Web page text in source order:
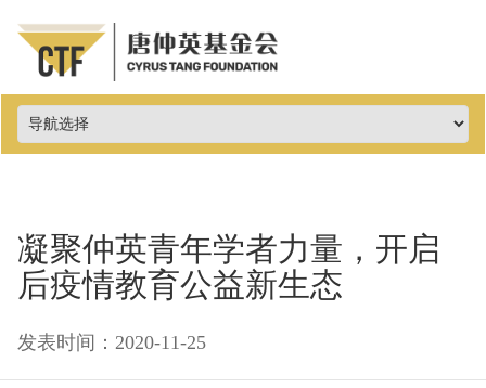
凝聚仲英青年学者力量，开启
后疫情教育公益新生态
发表时间：2020-11-25